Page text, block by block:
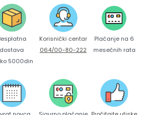
dostava
5000din
Korisnički centar
064/00-80-222
Plaćanje na 6
mesečnih rata